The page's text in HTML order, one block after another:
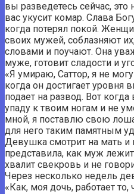
вы разведетесь сейчас, это
вас укусит комар. Слава
когда потерял покой.
своих мужей, соблазняют
словами и поучают. Она
муже, готовит сладости и
«Я умираю, Саттор, я не
когда он достигает уровня
подает на развод. Вот
упаду к твоим ногам и не
мной, я поставлю свою
для него таким памятным
Девушка смотрит на мать
представила, как муж
хвалит свекровь и не
Через несколько недель
«Как, моя дочь, работает